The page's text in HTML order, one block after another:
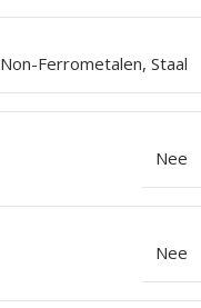
Non-Ferrometalen, Staal
Nee
Nee